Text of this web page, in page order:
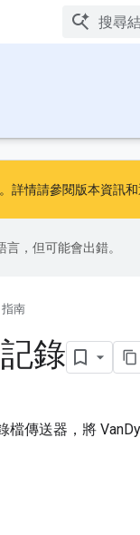
詳情請參閱版本資訊和
，但可能會出錯。
指南
錄
傳送器，將